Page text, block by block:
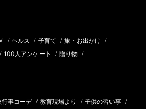
/ ヘルス / 子育て / 旅・お出かけ /
/ 100人アンケート / 贈り物 /
行事コーデ / 教育現場より / 子供の習い事 /